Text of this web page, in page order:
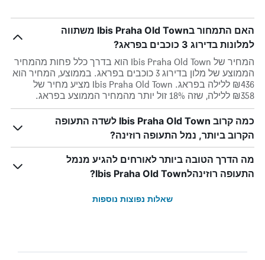
האם התמחור בIbis Praha Old Town משתווה
למלונות בדירוג 3 כוכבים בפראג?
המחיר של Ibis Praha Old Town הוא בדרך כלל פחות מהמחיר
הממוצע של מלון בדירוג 3 כוכבים בפראג. בממוצע, המחיר הוא
₪436 ללילה בפראג. Ibis Praha Old Town מציע מחיר של
₪358 ללילה, שזה 18% זול יותר מהמחיר הממוצע בפראג.
כמה קרוב Ibis Praha Old Town לשדה התעופה
הקרוב ביותר, נמל התעופה רוזינה?
מה הדרך הטובה ביותר לאורחים להגיע מנמל
התעופה רוזינהלIbis Praha Old Town?
שאלות נפוצות נוספות